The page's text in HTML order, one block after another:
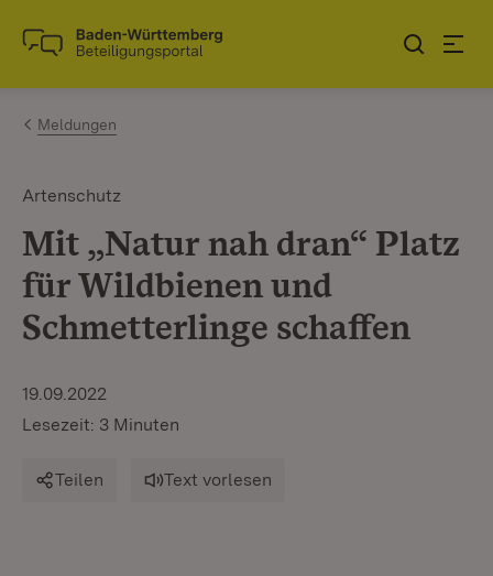
Zum Inhalt springen
Link zur Startseite
Meldungen
Artenschutz
Mit „Natur nah dran“ Platz
für Wildbienen und
Schmetterlinge schaffen
19.09.2022
Lesezeit: 3 Minuten
Teilen Text vorlesen